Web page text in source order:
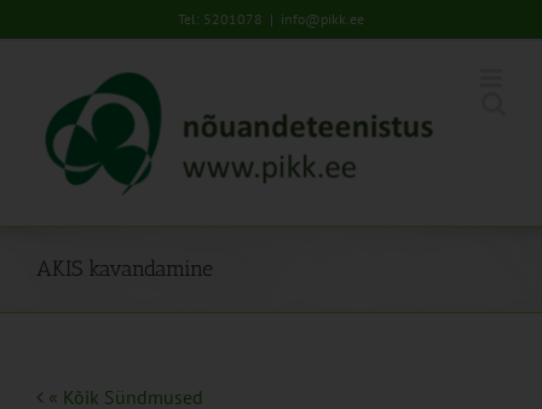
to
Tel: 5201078 | info@pikk.ee
AKIS kavandamine
« Kõik Sündmused